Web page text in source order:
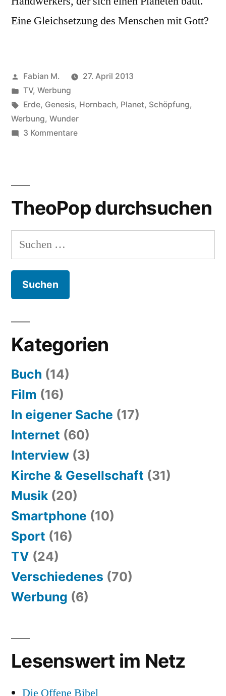
Eine Gleichsetzung des Menschen mit Gott?
Veröffentlicht
von
Fabian M.
27. April 2013
Veröffentlicht
in
TV, Werbung
Schlagwörter:
Erde, Genesis, Hornbach, Planet, Schöpfung,
Werbung, Wunder
3 Kommentarezu
den
Planeten
TheoPop durchsuchen
Suchen
nach:
Kategorien
Buch (14)
Film (16)
In eigener Sache (17)
Internet (60)
Interview (3)
Kirche & Gesellschaft (31)
Musik (20)
Smartphone (10)
Sport (16)
TV (24)
Verschiedenes (70)
Werbung (6)
Lesenswert im Netz
Die Offene Bibel